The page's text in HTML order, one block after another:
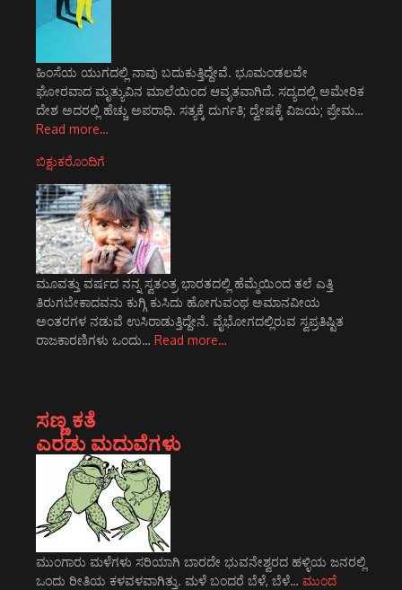
ಹಿಂಸೆಯ ಯುಗದಲ್ಲಿ ನಾವು ಬದುಕುತ್ತಿದ್ದೇವೆ. ಭೂಮಂಡಲವೇ
ಘೋರವಾದ ಮೃತ್ಯುವಿನ ಮಾಲೆಯಿಂದ ಆವೃತವಾಗಿದೆ. ಸದ್ಯದಲ್ಲಿ ಅಮೇರಿಕ
ದೇಶ ಅದರಲ್ಲಿ ಹೆಚ್ಚು ಅಪರಾಧಿ. ಸತ್ಯಕ್ಕೆ ದುರ್ಗತಿ; ದ್ವೇಷಕ್ಕೆ ವಿಜಯ; ಪ್ರೇಮ…
Read more…
ಬಿಕ್ಷುಕರೊಂದಿಗೆ
ಮೂವತ್ತು ವರ್ಷದ ನನ್ನ ಸ್ವತಂತ್ರ ಭಾರತದಲ್ಲಿ ಹೆಮ್ಮೆಯಿಂದ ತಲೆ ಎತ್ತಿ
ತಿರುಗಬೇಕಾದವನು ಕುಗ್ಗಿ ಕುಸಿದು ಹೋಗುವಂಥ ಅಮಾನವೀಯ
ಅಂತರಗಳ ನಡುವೆ ಉಸಿರಾಡುತ್ತಿದ್ದೇನೆ. ವೈಭೋಗದಲ್ಲಿರುವ ಸ್ವಪ್ರತಿಷ್ಟಿತ
ರಾಜಕಾರಣಿಗಳು ಒಂದು… Read more…
ಸಣ್ಣ ಕತೆ
ಎರಡು ಮದುವೆಗಳು
ಮುಂಗಾರು ಮಳೆಗಳು ಸರಿಯಾಗಿ ಬಾರದೇ ಭುವನೇಶ್ವರದ ಹಳ್ಳಿಯ ಜನರಲ್ಲಿ
ಒಂದು ರೀತಿಯ ಕಳವಳವಾಗಿತ್ತು. ಮಳೆ ಬಂದರೆ ಬೆಳೆ, ಬೆಳೆ… ಮುಂದೆ